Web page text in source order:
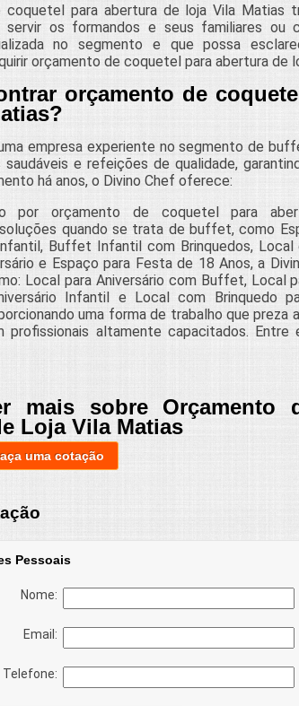
coquetel para abertura de loja Vila Matias
servir os formandos e seus familiares ou
no segmento e que possa
orçamento de coquetel para abertura de
orçamento de
empresa experiente no segmento de
saudáveis e refeições de qualidade,
há anos, o Divino Chef oferece:
por orçamento de coquetel para
quando se trata de buffet, como
Buffet Infantil com Brinquedos, Local
e Espaço para Festa de 18 Anos, a
Local para Aniversário com Buffet, Local
Infantil e Local com Brinquedo
uma forma de trabalho que preza
profissionais altamente capacitados.
mais sobre Orçamento
Loja Vila Matias
uma cotação
Pessoais
Nome:
Email:
Telefone: